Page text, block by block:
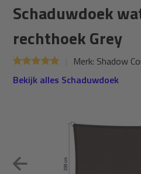
Schaduwdoek
rechthoek Grey
Merk: Shadow
Bekijk alles Schaduwdoek